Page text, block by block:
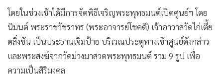
•
Special Scoop
•
เศรษฐกิจ-ธุรกิจ
• จีน
• ชุมชน-คุณภาพชีวิต
• อาชญากรรม
โดยในช่วงเช้าได้มีการจัดพิธีเจริญพระพุทธมนต์เปิดศูนย์ฯ โดย
นิมนต์ พระราชวัชราทร (พระอาจารย์โชคดี) เจ้าอาวาสวัดไก่เตี้ย
ตลิ่งชัน เป็นประธานเจิมป้าย บริเวณประตูทางเข้าศูนย์ดังกล่าว
และพระสงฆ์จากวัดม่วงมาสวดพระพุทธมนต์ รวม 9 รูป เพื่อ
ความเป็นสิริมงคล